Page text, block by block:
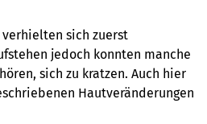
sich zuerst
jedoch konnten manche
sich zu kratzen. Auch hier
Hautveränderungen